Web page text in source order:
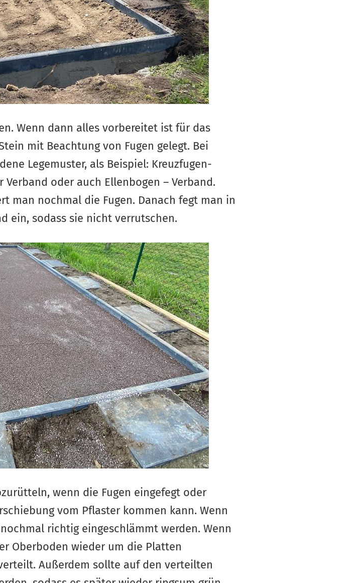
Wenn dann alles vorbereitet ist für das
mit Beachtung von Fugen gelegt. Bei
Legemuster, als Beispiel: Kreuzfugen-
oder auch Ellenbogen – Verband.
man nochmal die Fugen. Danach fegt man in
ein, sodass sie nicht verrutschen.
wenn die Fugen eingefegt oder
vom Pflaster kommen kann. Wenn
richtig eingeschlämmt werden. Wenn
Oberboden wieder um die Platten
Außerdem sollte auf den verteilten